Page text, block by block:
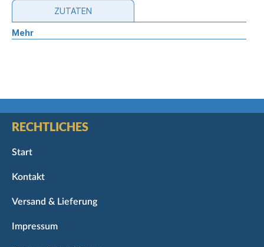
ZUTATEN
Mehr
RECHTLICHES
Start
Kontakt
Versand & Lieferung
Impressum